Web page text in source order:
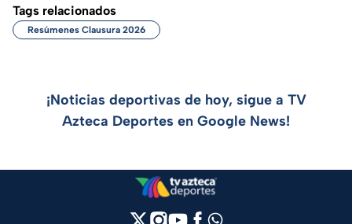
Tags relacionados
Resúmenes Clausura 2026
¡Noticias deportivas de hoy, sigue a TV
Azteca Deportes en Google News!